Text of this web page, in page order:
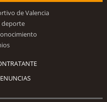
de Valencia
deporte